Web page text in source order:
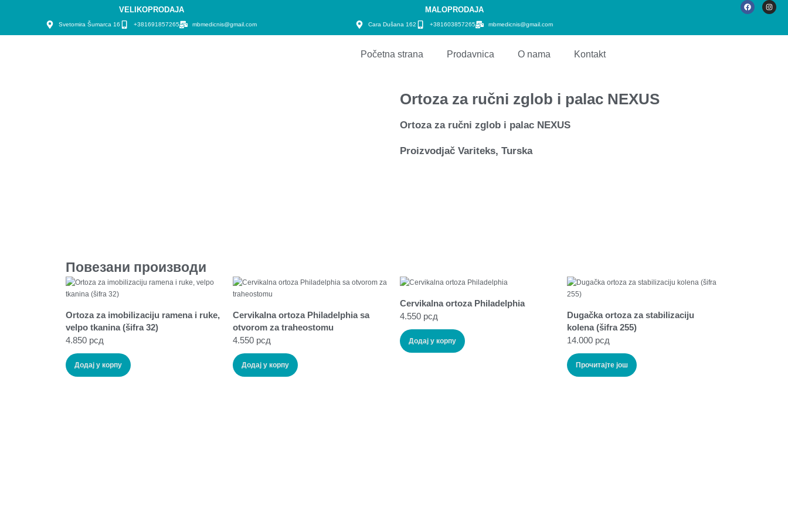
VELIKOPRODAJA
Svetomira Šumarca 16 +381691857265 mbmedicnis@gmail.com
MALOPRODAJA
Cara Dušana 162 +381603857265 mbmedicnis@gmail.com
Početna strana Prodavnica O nama Kontakt
Ortoza za ručni zglob i palac NEXUS
Ortoza za ručni zglob i palac NEXUS
Proizvodjač Variteks, Turska
Повезани производи
Ortoza za imobilizaciju ramena i ruke,
velpo tkanina (šifra 32)
4.850 рсд
Додај у корпу
Cervikalna ortoza Philadelphia sa
otvorom za traheostomu
4.550 рсд
Додај у корпу
Cervikalna ortoza Philadelphia
4.550 рсд
Додај у корпу
Dugačka ortoza za stabilizaciju
kolena (šifra 255)
14.000 рсд
Прочитајте још